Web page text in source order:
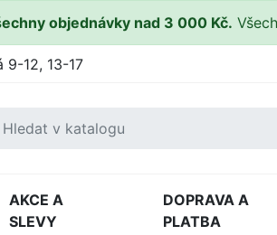
objednávky nad 3 000 Kč.
9-12, 13-17
AKCE A
SLEVY
DOPRAVA A
PLATBA